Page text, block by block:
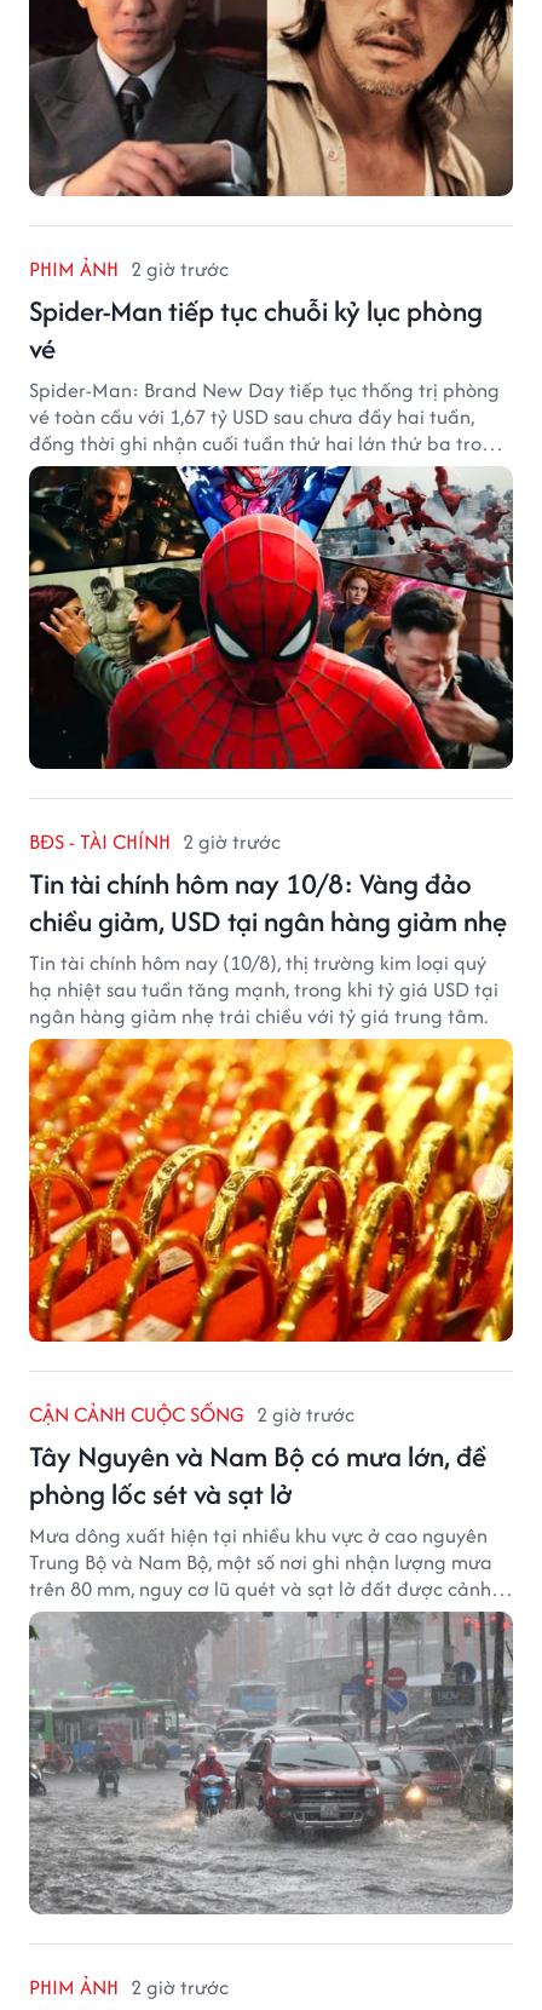
PHIM ẢNH 2 giờ trước
Spider-Man tiếp tục chuỗi kỷ lục phòng
vé
Spider-Man: Brand New Day tiếp tục thống trị phòng
vé toàn cầu với 1,67 tỷ USD sau chưa đầy hai tuần,
đồng thời ghi nhận cuối tuần thứ hai lớn thứ ba trong
lịch sử Bắc Mỹ.
BĐS - TÀI CHÍNH 2 giờ trước
Tin tài chính hôm nay 10/8: Vàng đảo
chiều giảm, USD tại ngân hàng giảm nhẹ
Tin tài chính hôm nay (10/8), thị trường kim loại quý
hạ nhiệt sau tuần tăng mạnh, trong khi tỷ giá USD tại
ngân hàng giảm nhẹ trái chiều với tỷ giá trung tâm.
CẬN CẢNH CUỘC SỐNG 2 giờ trước
Tây Nguyên và Nam Bộ có mưa lớn, đề
phòng lốc sét và sạt lở
Mưa dông xuất hiện tại nhiều khu vực ở cao nguyên
Trung Bộ và Nam Bộ, một số nơi ghi nhận lượng mưa
trên 80 mm, nguy cơ lũ quét và sạt lở đất được cảnh
báo.
PHIM ẢNH 2 giờ trước